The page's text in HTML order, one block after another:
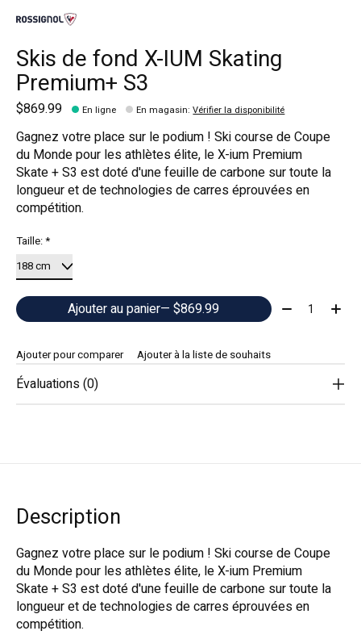
Skis de fond X-IUM Skating
Premium+ S3
$869.99 En ligne En magasin:Vérifier la disponibilité
Gagnez votre place sur le podium ! Ski course de Coupe
du Monde pour les athlètes élite, le X-ium Premium
Skate + S3 est doté d'une feuille de carbone sur toute la
longueur et de technologies de carres éprouvées en
compétition.
Taille:*
Ajouter au panier — $869.99 Quantité:
Ajouter pour comparer Ajouter à la liste de souhaits
Évaluations (0)
Description
Gagnez votre place sur le podium ! Ski course de Coupe
du Monde pour les athlètes élite, le X-ium Premium
Skate + S3 est doté d'une feuille de carbone sur toute la
longueur et de technologies de carres éprouvées en
compétition.